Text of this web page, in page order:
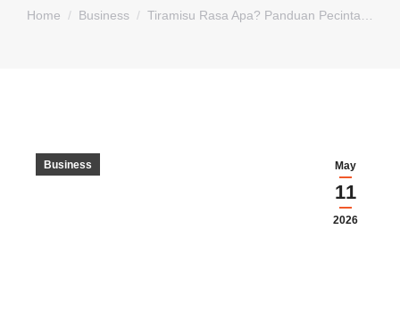
You are here:
Home Business Tiramisu Rasa Apa? Panduan Pecinta…
May
11
2026
Business